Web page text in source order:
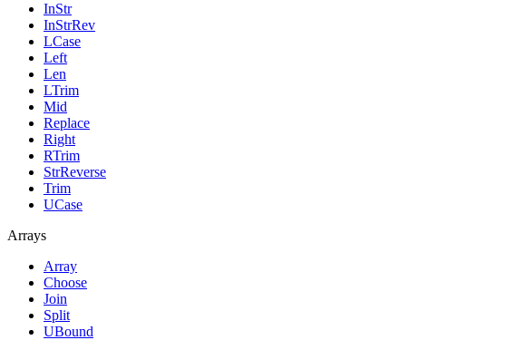
InStr
InStrRev
LCase
Left
Len
LTrim
Mid
Replace
Right
RTrim
StrReverse
Trim
UCase
Arrays
Array
Choose
Join
Split
UBound